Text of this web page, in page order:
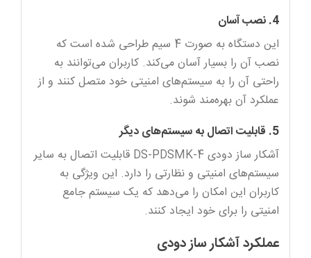
4. نصب آسان
این دستگاه به صورت 4 سیم طراحی شده است که
نصب آن را بسیار آسان می‌کند. کاربران می‌توانند به
راحتی آن را به سیستم‌های امنیتی خود متصل کنند و از
عملکرد آن بهره‌مند شوند.
5. قابلیت اتصال به سیستم‌های دیگر
آشکار ساز دودی DS-PDSMK-4 قابلیت اتصال به سایر
سیستم‌های امنیتی و نظارتی را دارد. این ویژگی به
کاربران این امکان را می‌دهد که یک سیستم جامع
امنیتی را برای خود ایجاد کنند.
عملکرد آشکار ساز دودی